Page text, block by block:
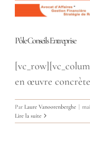
Pôle Conseils Entreprise
en œuvre
Par Laure Vanoorenberghe
Lire la suite